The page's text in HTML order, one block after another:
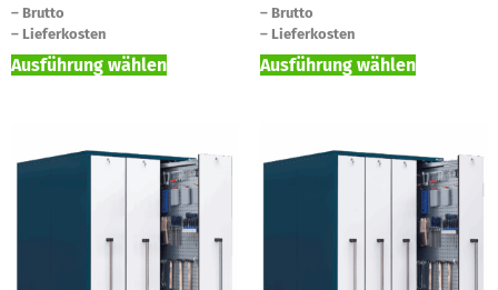
– Brutto
– Lieferkosten
Ausführung wählen
– Brutto
– Lieferkosten
Ausführung wählen